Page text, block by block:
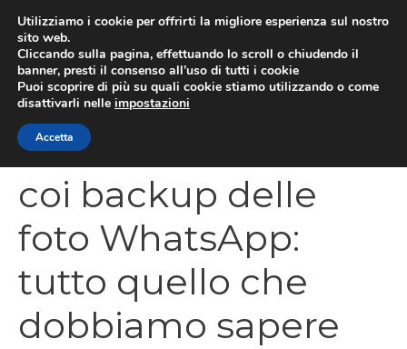
contenuto
Massima sicurezza
coi backup delle
foto WhatsApp:
tutto quello che
dobbiamo sapere
Utilizziamo i cookie per offrirti la migliore esperienza sul nostro
sito web.
Cliccando sulla pagina, effettuando lo scroll o chiudendo il
banner, presti il consenso all’uso di tutti i cookie
Puoi scoprire di più su quali cookie stiamo utilizzando o come
disattivarli nelle impostazioni
Accetta